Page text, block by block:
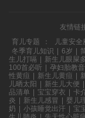
友情链
育儿专题
： 儿童安全
冬季育儿知识
6岁
生儿打嗝
新生儿眼屎
100首必听
孕妇胎教
性黄疸
新生儿黄疸
儿晒太阳
新生儿大便
品清单
宝宝穿衣 卡
炎
新生儿感冒 婴儿
奶
小孩睡觉出汗 宝